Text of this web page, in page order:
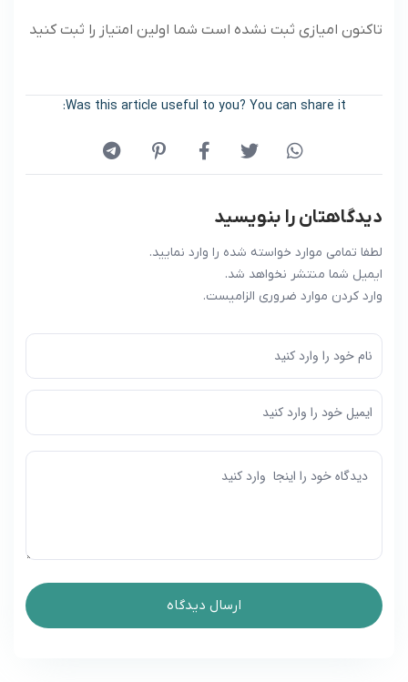
تاکنون امیازی ثبت نشده است شما اولین امتیاز را ثبت کنید
Was this article useful to you? You can share it:
دیدگاهتان را بنویسید
لطفا تمامی موارد خواسته شده را وارد نمایید.
ایمیل شما منتشر نخواهد شد.
وارد کردن موارد ضروری الزامیست.